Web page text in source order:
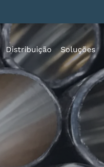
Distribuição Soluções